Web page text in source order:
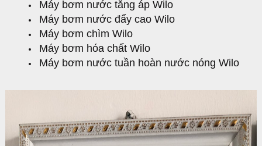
Máy bơm nước tăng áp Wilo
Máy bơm nước đẩy cao Wilo
Máy bơm chìm Wilo
Máy bơm hóa chất Wilo
Máy bơm nước tuần hoàn nước nóng Wilo